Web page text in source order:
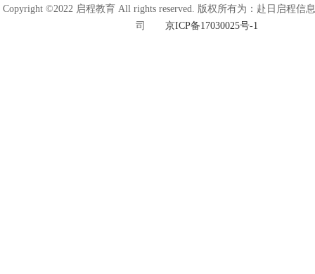
Copyright ©2022 启程教育 All rights reserved. 版权所有为：赴日启程信
司 京ICP备17030025号-1